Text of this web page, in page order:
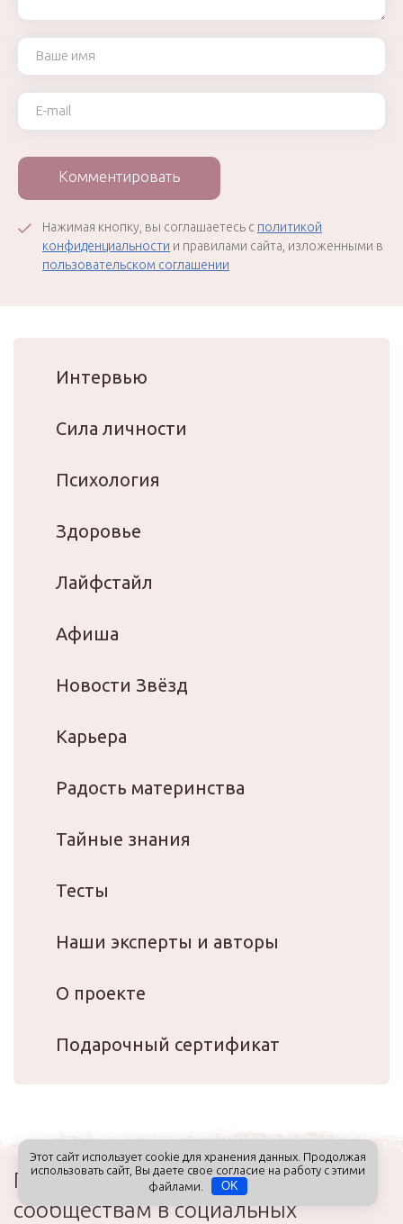
Ваше имя
Ваш e-mail
Комментировать
Нажимая кнопку, вы соглашаетесь с политикой
конфиденциальности и правилами сайта, изложенными в
пользовательском соглашении
Интервью
Сила личности
Психология
Здоровье
Лайфстайл
Афиша
Новости Звёзд
Карьера
Радость материнства
Тайные знания
Тесты
Наши эксперты и авторы
О проекте
Подарочный сертификат
Присоединяйтесь к нашим
сообществам в социальных
Этот сайт использует cookie для хранения данных. Продолжая
использовать сайт, Вы даете свое согласие на работу с этими
файлами.
OK